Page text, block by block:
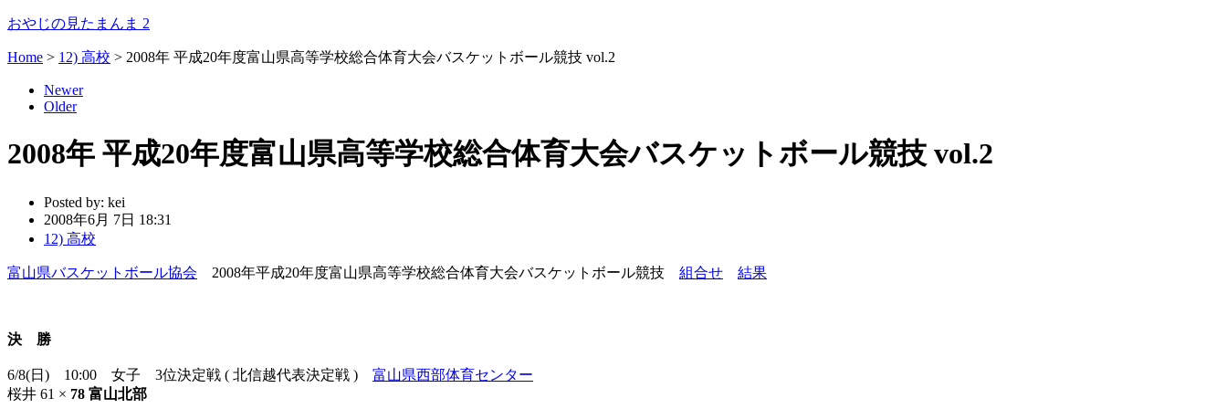
おやじの見たまんま 2
Home > 12) 高校 > 2008年 平成20年度富山県高等学校総合体育大会バスケットボール競技 vol.2
Newer
Older
2008年 平成20年度富山県高等学校総合体育大会バスケットボール競技 vol.2
Posted by: kei
2008年6月 7日 18:31
12) 高校
富山県バスケットボール協会 2008年平成20年度富山県高等学校総合体育大会バスケットボール競技 組合せ 結果
決 勝
6/8(日) 10:00 女子 3位決定戦 ( 北信越代表決定戦 ) 富山県西部体育センター
桜井 61 × 78 富山北部